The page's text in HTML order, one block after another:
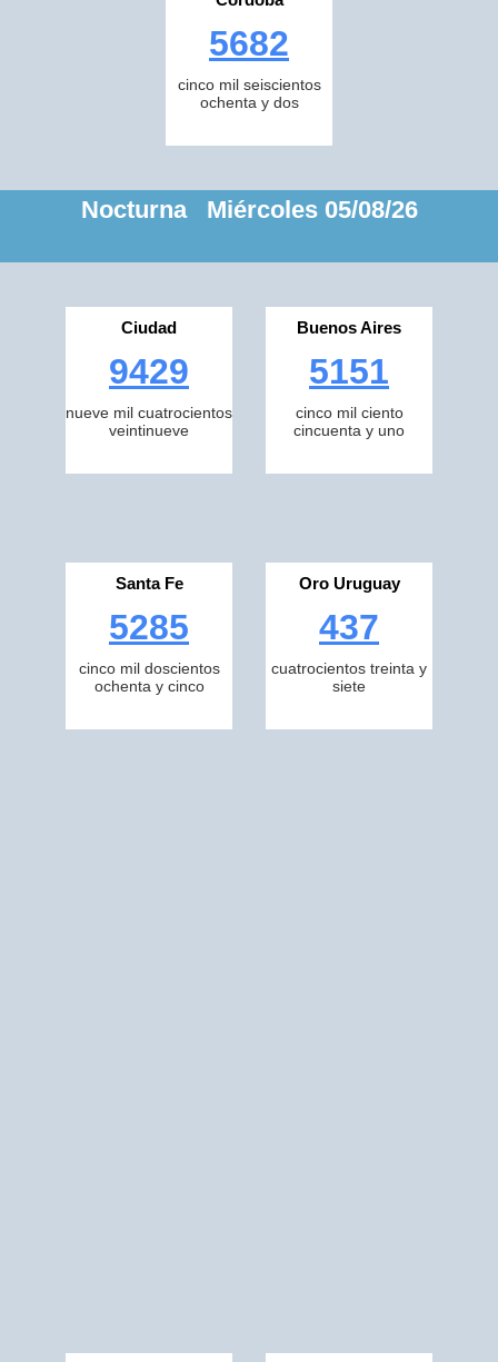
5682
cinco mil seiscientos
ochenta y dos
Nocturna Miércoles 05/08/26
Ciudad
9429
nueve mil cuatrocientos
veintinueve
Buenos Aires
5151
cinco mil ciento
cincuenta y uno
Santa Fe
5285
cinco mil doscientos
ochenta y cinco
Oro Uruguay
437
cuatrocientos treinta y
siete